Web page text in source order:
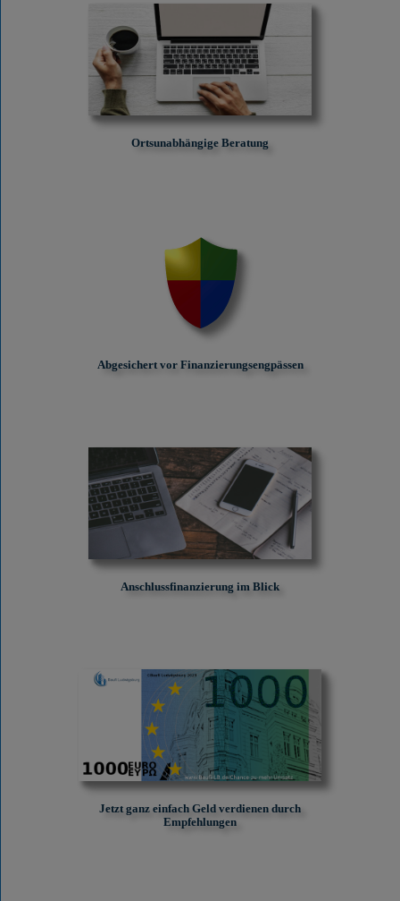
Ortsunabhängige Beratung
Abgesichert vor Finanzierungs­engpässen
Anschlussfinanzierung im Blick
Jetzt ganz einfach Geld verdienen durch
Empfehlungen